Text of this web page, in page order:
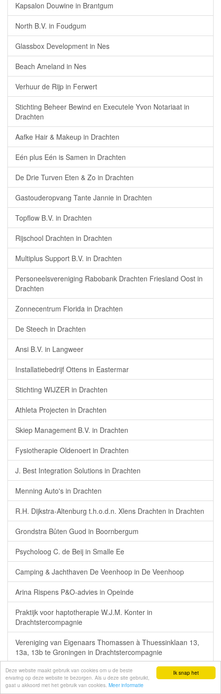
Ik snap het
Deze website maakt gebruik van cookies om u de beste
ervaring op deze website te bezorgen. Als u deze site gebruikt,
gaat u akkoord met het gebruik van cookies. Meer informatie
Kapsalon Douwine in Brantgum
North B.V. in Foudgum
Glassbox Development in Nes
Beach Ameland in Nes
Verhuur de Rijp in Ferwert
Stichting Beheer Bewind en Executele Yvon Notariaat in
Drachten
Aafke Hair & Makeup in Drachten
Eén plus Eén is Samen in Drachten
De Drie Turven Eten & Zo in Drachten
Gastouderopvang Tante Jannie in Drachten
Topflow B.V. in Drachten
Rijschool Drachten in Drachten
Multiplus Support B.V. in Drachten
Personeelsvereniging Rabobank Drachten Friesland Oost in
Drachten
Zonnecentrum Florida in Drachten
De Steech in Drachten
Ansi B.V. in Langweer
Installatiebedrijf Ottens in Eastermar
Stichting WIJZER in Drachten
Athleta Projecten in Drachten
Skiep Management B.V. in Drachten
Fysiotherapie Oldenoert in Drachten
J. Best Integration Solutions in Drachten
Menning Auto's in Drachten
R.H. Dijkstra-Altenburg t.h.o.d.n. Xlens Drachten in Drachten
Grondstra Bûten Guod in Boornbergum
Psycholoog C. de Beij in Smalle Ee
Camping & Jachthaven De Veenhoop in De Veenhoop
Arina Rispens P&O-advies in Opeinde
Praktijk voor haptotherapie W.J.M. Konter in
Drachtstercompagnie
Vereniging van Eigenaars Thomassen à Thuessinklaan 13,
13a, 13b te Groningen in Drachtstercompagnie
Bakkerij A.J. van der Bijl in Surhuisterveen